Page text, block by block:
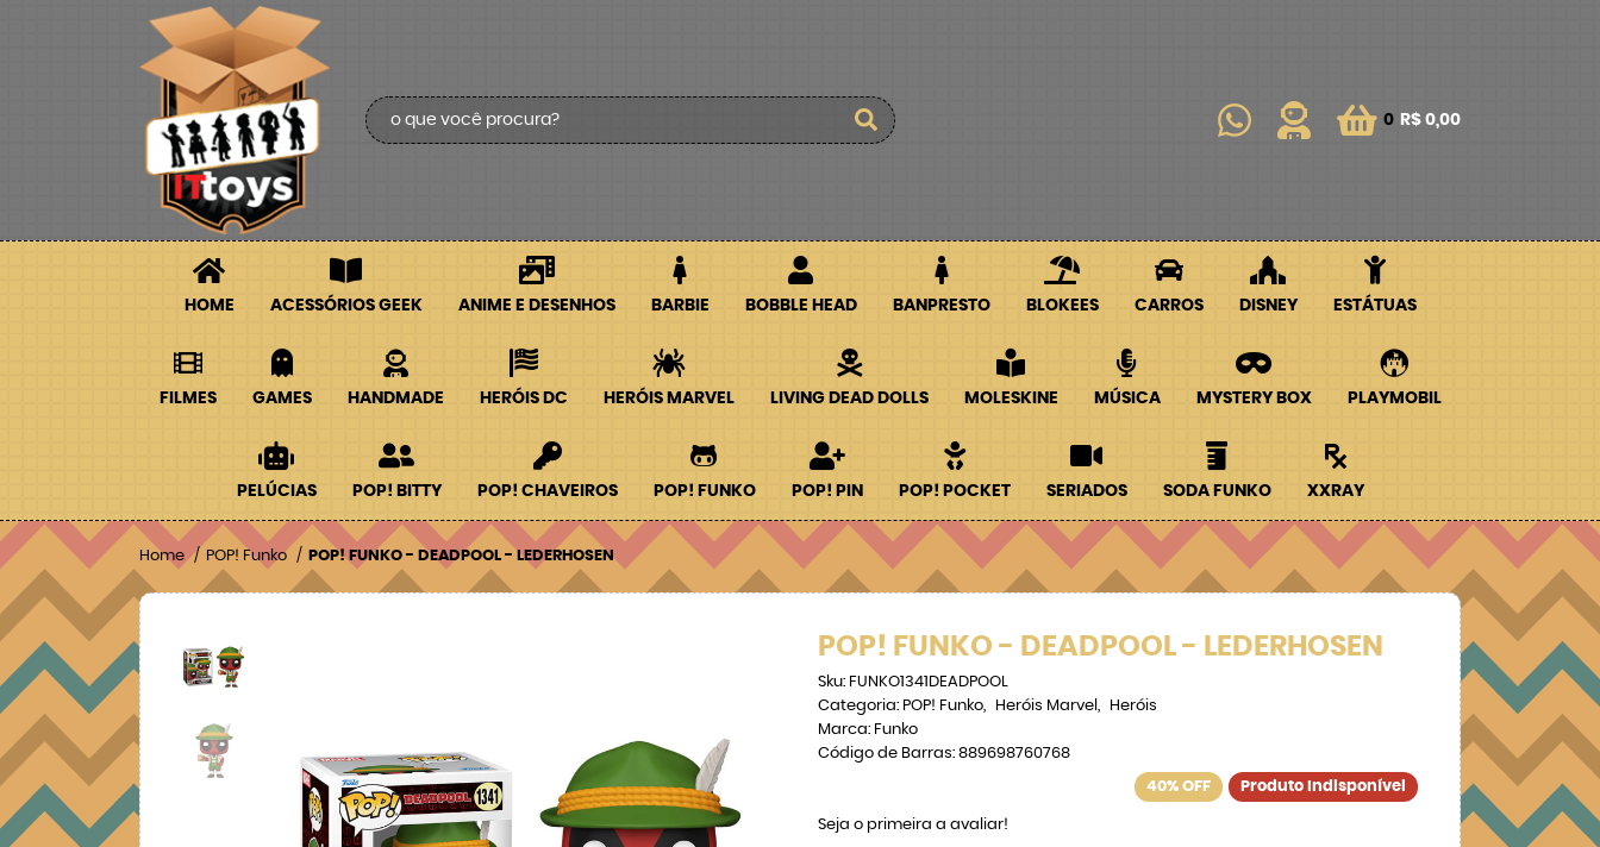
0 R$ 0,00
HOME ACESSÓRIOS GEEK ANIME E DESENHOS BARBIE BOBBLE HEAD BANPRESTO BLOKEES CARROS DISNEY ESTÁTUAS
FILMES GAMES HANDMADE HERÓIS DC HERÓIS MARVEL LIVING DEAD DOLLS MOLESKINE MÚSICA MYSTERY BOX PLAYMOBIL
PELÚCIAS POP! BITTY POP! CHAVEIROS POP! FUNKO POP! PIN POP! POCKET SERIADOS SODA FUNKO XXRAY
Home POP! Funko POP! FUNKO - DEADPOOL - LEDERHOSEN
POP! FUNKO - DEADPOOL - LEDERHOSEN
Sku: FUNKO1341DEADPOOL
Categoria: POP! Funko Heróis Marvel
Heróis
Marca: Funko
Código de Barras: 889698760768
40% OFF Produto Indisponível
Seja o primeira a avaliar!